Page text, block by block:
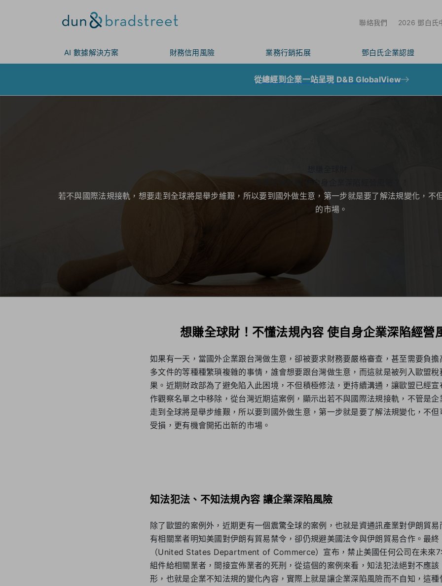
聯絡我們 2026 鄧白氏
AI 數據解決方案 財務信用風險 業務行銷拓展 鄧白氏企業認證
從總經到企業一站呈現 D&B GlobalView
不懂法規內容 使自身企業深陷經營風險？！
若不與國際法規接軌，想要走到全球將是舉步維艱，所以要到國外做生意，第一步就是要了解法規變化，不
的市場。
想賺全球財！不懂法規內容 使自身企業深陷經營
如果有一天，當國外企業跟台灣做生意，卻被要求財務要嚴格審查，甚至需要負
多文件的等種種繁瑣複雜的事情，誰會想要跟台灣做生意，而這就是被列入歐盟
果。近期財政部為了避免陷入此困境，不但積極修法，更持續溝通，讓歐盟已經
作觀察名單之中移除，從台灣近期這案例，顯示出若不與國際法規接軌，不管是
走到全球將是舉步維艱，所以要到國外做生意，第一步就是要了解法規變化，不
受損，更有機會開拓出新的市場。
知法犯法、不知法規內容 讓企業深陷風險
除了歐盟的案例外，近期更有一個震驚全球的案例，也就是資通訊產業對伊朗貿
有相關業者明知美國對伊朗有貿易禁令，卻仍規避美國法令與伊朗貿易合作。最
（United States Department of Commerce）宣布，禁止美國任何公司在未來7
組件給相關業者，間接宣佈業者的死刑，從這個的案例來看，知法犯法絕對不應
形，也就是企業不知法規的變化內容，實際上就是讓企業深陷風險而不自知，這